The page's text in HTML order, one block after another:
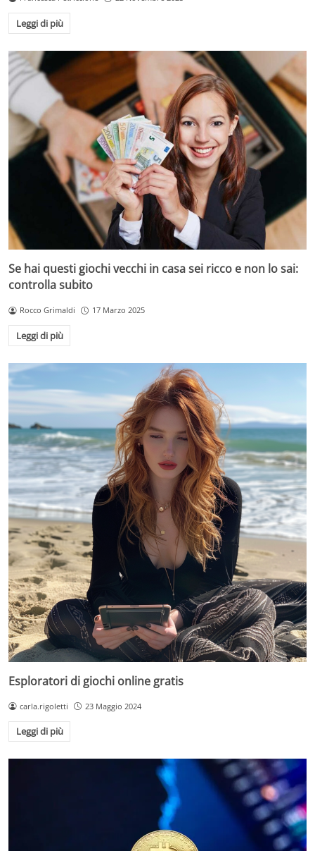
Leggi di più
Se hai questi giochi vecchi in casa sei ricco e non lo sai:
controlla subito
Rocco Grimaldi 17 Marzo 2025
Leggi di più
Esploratori di giochi online gratis
carla.rigoletti 23 Maggio 2024
Leggi di più